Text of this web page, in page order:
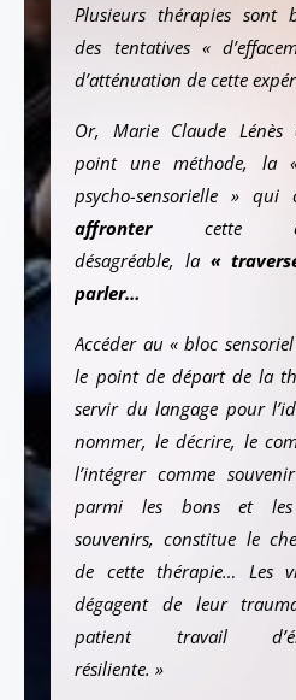
Plusieurs thérapies sont
des tentatives «
d’atténuation de cette
Or, Marie Claude
point une méthode, la
psycho-sensorielle » qui
affronter cette
désagréable, la «
parler…
Accéder au « bloc
le point de départ de la
servir du langage pour
nommer, le décrire, le
l’intégrer comme
parmi les bons et les
souvenirs, constitue le
de cette thérapie… Les
dégagent de leur
patient travail
résiliente. »